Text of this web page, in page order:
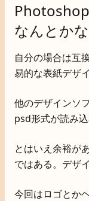
なんとか
自分の場合は互
易的な表紙デザ
他のデザインソ
psd形式が読み込
とはいえ余裕が
ではある。デザ
今回はロゴとか